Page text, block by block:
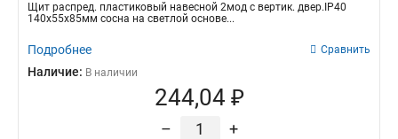
Щит распред. пластиковый навесной 2мод с вертик. двер.IP40
140х55х85мм сосна на светлой основе...
Подробнее Сравнить
Наличие: В наличии
244,04 ₽
– +